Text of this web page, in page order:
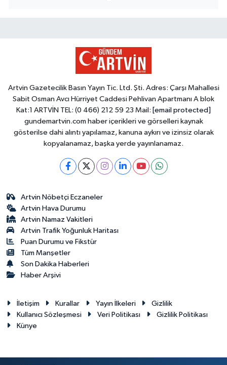
Artvin Gazetecilik Basın Yayın Tic. Ltd. Şti. Adres: Çarşı Mahallesi
Sabit Osman Avcı Hürriyet Caddesi Pehlivan Apartmanı A blok
Kat:1 ARTVİN TEL: (0 466) 212 59 23 Mail: [email protected]
gundemartvin.com haber içerikleri ve görselleri kaynak
gösterilse dahi alıntı yapılamaz, kanuna aykırı ve izinsiz olarak
kopyalanamaz, başka yerde yayınlanamaz.
Artvin Nöbetçi Eczaneler
Artvin Hava Durumu
Artvin Namaz Vakitleri
Artvin Trafik Yoğunluk Haritası
Puan Durumu ve Fikstür
Tüm Manşetler
Son Dakika Haberleri
Haber Arşivi
İletişim Kurallar Yayın İlkeleri
Gizlilik
Kullanıcı Sözleşmesi
Veri Politikası
Gizlilik Politikası
Künye